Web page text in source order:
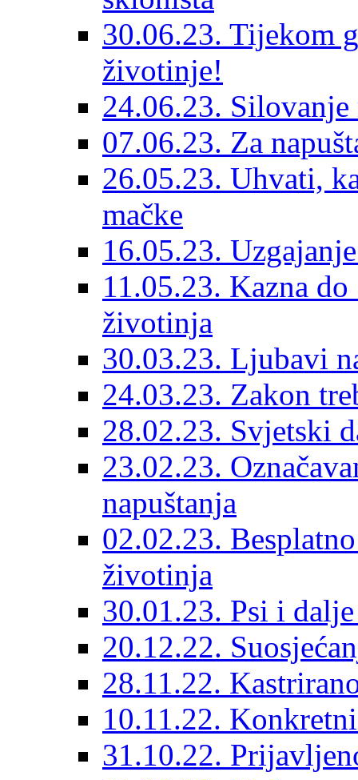
30.06.23. Tijekom
životinje!
24.06.23.
07.06.23. Za
26.05.23. Uhvati,
mačke
16.05.23.
11.05.23. Kazna
životinja
30.03.23. Ljubavi
24.03.23. Zakon
28.02.23. Svjetski
23.02.23.
napuštanja
02.02.23.
životinja
30.01.23. Psi i
20.12.22.
28.11.22.
10.11.22.
31.10.22.